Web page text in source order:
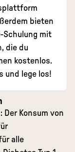
bieten
Schulung mit
die du
kostenlos.
und lege los!
Der Konsum von
alle